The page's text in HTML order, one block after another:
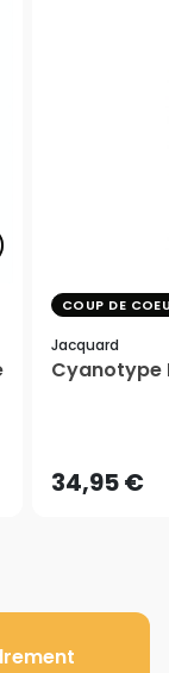
COUP DE
Jacquard
Cyanotype
34,95 €